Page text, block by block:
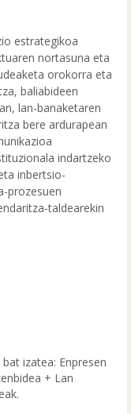
estrategikoa
nortasuna eta
orokorra eta
baliabideen
lan-banaketaren
bere ardurapean
indartzeko
inbertsio-
prozesuen
taldearekin
izatea: Enpresen
+ Lan